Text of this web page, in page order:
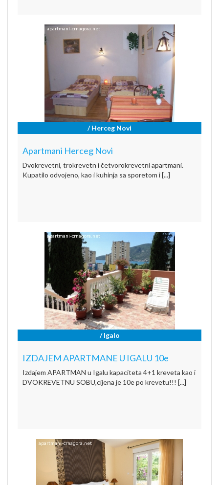
/ Herceg Novi
Apartmani Herceg Novi
Dvokrevetni, trokrevetn i četvorokrevetni apartmani.
Kupatilo odvojeno, kao i kuhinja sa sporetom i [...]
/ Igalo
IZDAJEM APARTMANE U IGALU 10e
Izdajem APARTMAN u Igalu kapaciteta 4+1 kreveta kao i
DVOKREVETNU SOBU,cijena je 10e po krevetu!!! [...]